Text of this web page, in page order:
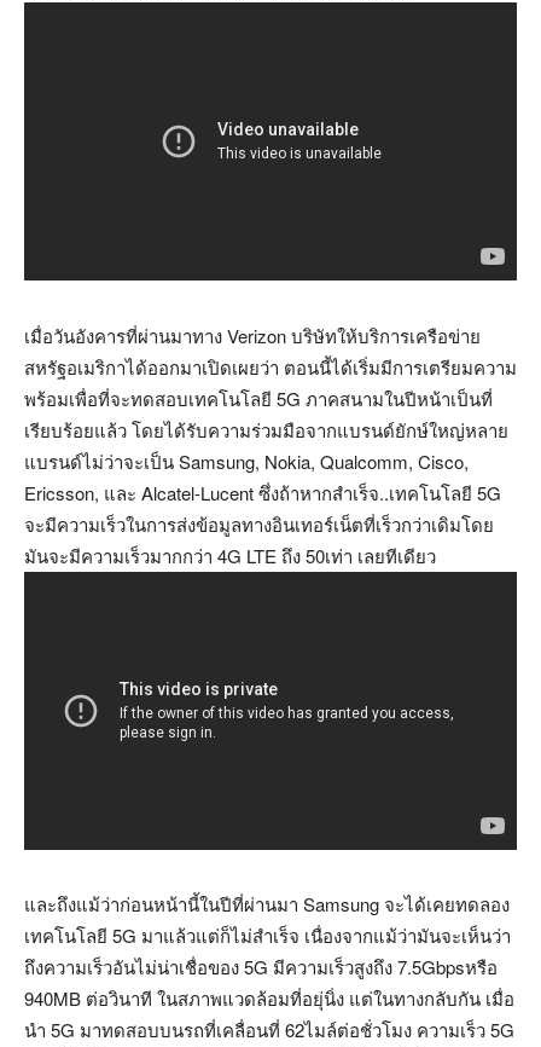
เมื่อวันอังคารที่ผ่านมาทาง Verizon บริษัทให้บริการเครือข่าย
สหรัฐอเมริกาได้ออกมาเปิดเผยว่า ตอนนี้ได้เริ่มมีการเตรียมความ
พร้อมเพื่อที่จะทดสอบเทคโนโลยี 5G ภาคสนามในปีหน้าเป็นที่
เรียบร้อยแล้ว โดยได้รับความร่วมมือจากแบรนด์ยักษ์ใหญ่หลาย
แบรนด์ไม่ว่าจะเป็น Samsung, Nokia, Qualcomm, Cisco,
Ericsson, และ Alcatel-Lucent ซึ่งถ้าหากสำเร็จ..เทคโนโลยี 5G
จะมีความเร็วในการส่งข้อมูลทางอินเทอร์เน็ตที่เร็วกว่าเดิมโดย
มันจะมีความเร็วมากกว่า 4G LTE ถึง 50เท่า เลยทีเดียว
และถึงแม้ว่าก่อนหน้านี้ในปีที่ผ่านมา Samsung จะได้เคยทดลอง
เทคโนโลยี 5G มาแล้วแต่ก็ไม่สำเร็จ เนื่องจากแม้ว่ามันจะเห็นว่า
ถึงความเร็วอันไม่น่าเชื่อของ 5G มีความเร็วสูงถึง 7.5Gbpsหรือ
940MB ต่อวินาที ในสภาพแวดล้อมที่อยุ่นิ่ง แต่ในทางกลับกัน เมื่อ
นำ 5G มาทดสอบบนรถที่เคลื่อนที่ 62ไมล์ต่อชั่วโมง ความเร็ว 5G